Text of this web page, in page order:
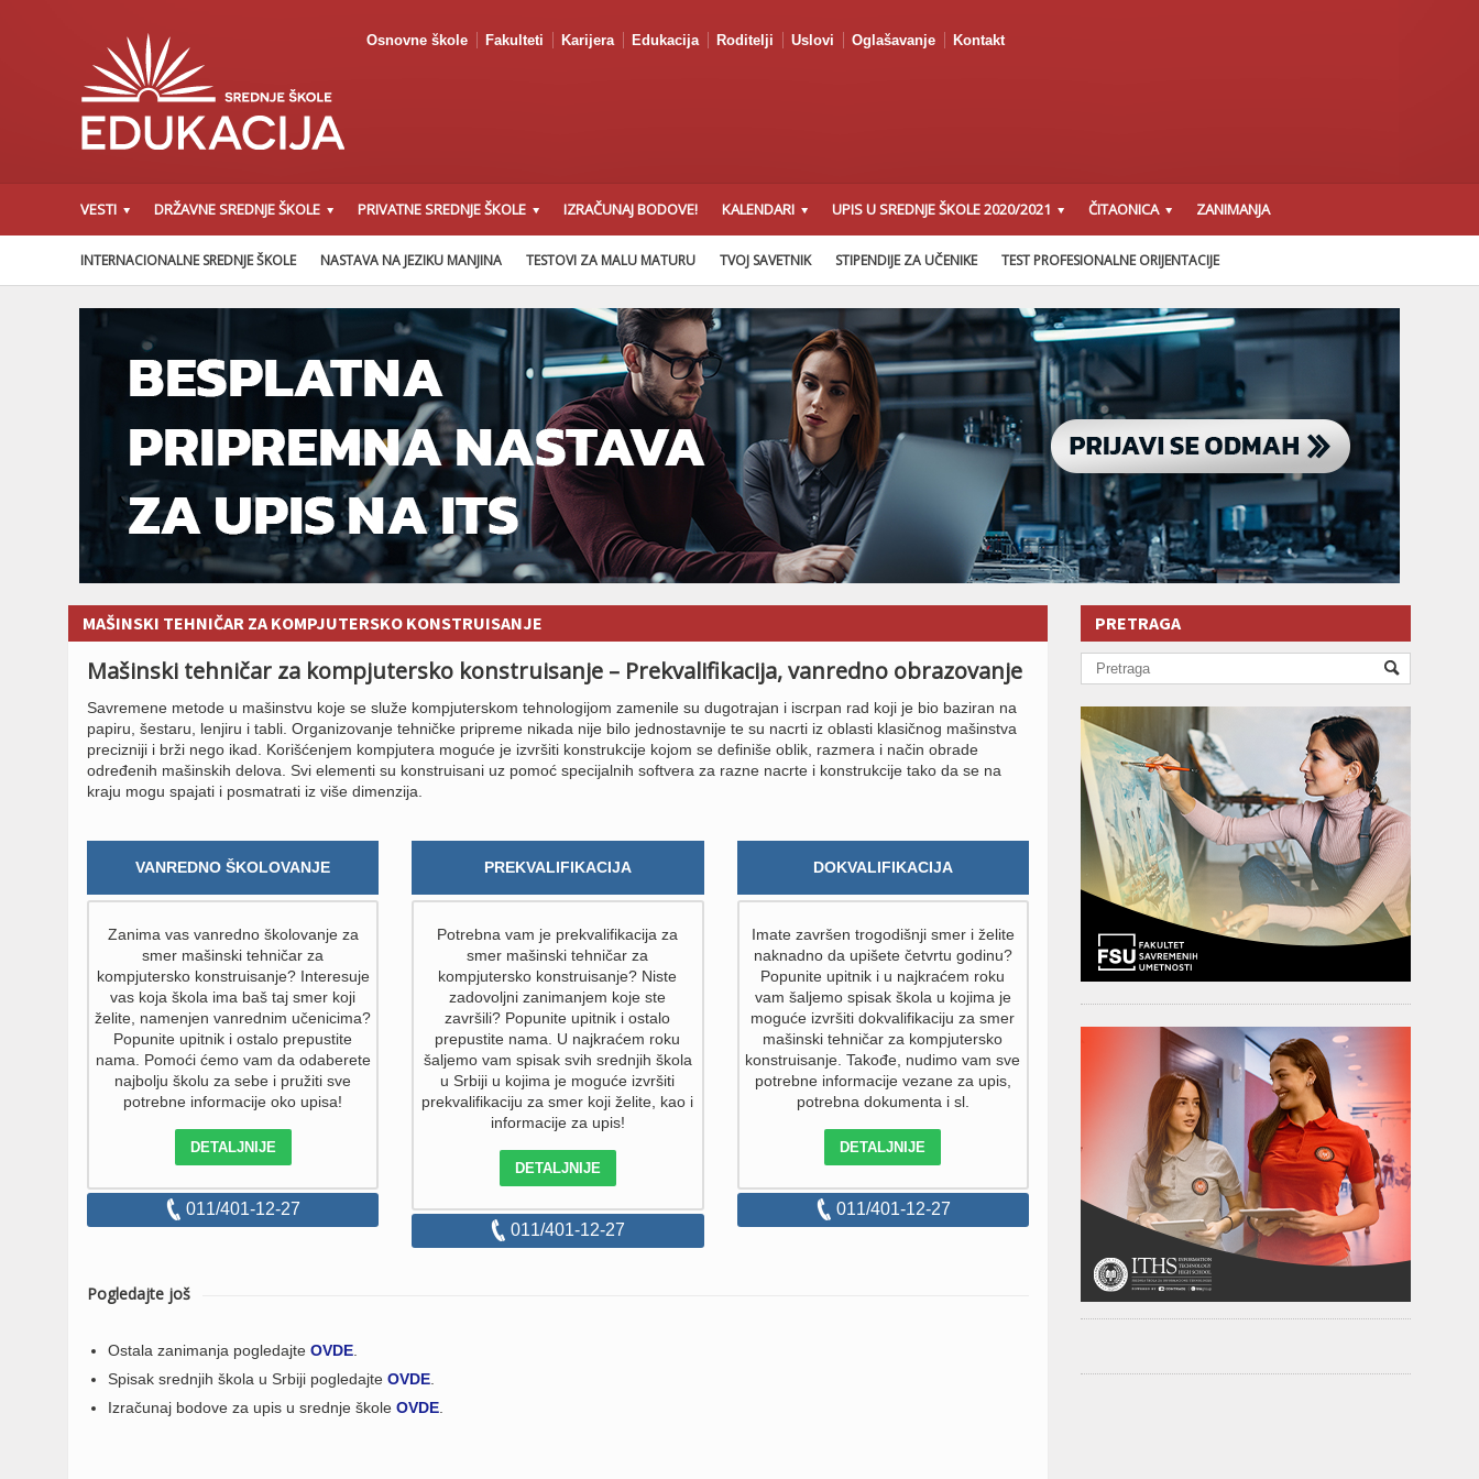
Osnovne škole Fakulteti Karijera Edukacija Roditelji Uslovi Oglašavanje Kontakt
VESTI DRŽAVNE SREDNJE ŠKOLE PRIVATNE SREDNJE ŠKOLE IZRAČUNAJ BODOVE! KALENDARI UPIS U SREDNJE ŠKOLE 2020/2021 ČITAONICA ZANIMANJA
INTERNACIONALNE SREDNJE ŠKOLE NASTAVA NA JEZIKU MANJINA TESTOVI ZA MALU MATURU TVOJ SAVETNIK STIPENDIJE ZA UČENIKE TEST PROFESIONALNE ORIJENTACIJE
MAŠINSKI TEHNIČAR ZA KOMPJUTERSKO KONSTRUISANJE
Mašinski tehničar za kompjutersko konstruisanje – Prekvalifikacija, vanredno obrazovanje
Savremene metode u mašinstvu koje se služe kompjuterskom tehnologijom zamenile su dugotrajan i iscrpan rad koji je bio baziran na
papiru, šestaru, lenjiru i tabli. Organizovanje tehničke pripreme nikada nije bilo jednostavnije te su nacrti iz oblasti klasičnog mašinstva
precizniji i brži nego ikad. Korišćenjem kompjutera moguće je izvršiti konstrukcije kojom se definiše oblik, razmera i način obrade
određenih mašinskih delova. Svi elementi su konstruisani uz pomoć specijalnih softvera za razne nacrte i konstrukcije tako da se na
kraju mogu spajati i posmatrati iz više dimenzija.
VANREDNO ŠKOLOVANJE
Zanima vas vanredno školovanje za
smer mašinski tehničar za
kompjutersko konstruisanje? Interesuje
vas koja škola ima baš taj smer koji
želite, namenjen vanrednim učenicima?
Popunite upitnik i ostalo prepustite
nama. Pomoći ćemo vam da odaberete
najbolju školu za sebe i pružiti sve
potrebne informacije oko upisa!
DETALJNIJE
011/401-12-27
PREKVALIFIKACIJA
Potrebna vam je prekvalifikacija za
smer mašinski tehničar za
kompjutersko konstruisanje? Niste
zadovoljni zanimanjem koje ste
završili? Popunite upitnik i ostalo
prepustite nama. U najkraćem roku
šaljemo vam spisak svih srednjih škola
u Srbiji u kojima je moguće izvršiti
prekvalifikaciju za smer koji želite, kao i
informacije za upis!
DETALJNIJE
011/401-12-27
DOKVALIFIKACIJA
Imate završen trogodišnji smer i želite
naknadno da upišete četvrtu godinu?
Popunite upitnik i u najkraćem roku
vam šaljemo spisak škola u kojima je
moguće izvršiti dokvalifikaciju za smer
mašinski tehničar za kompjutersko
konstruisanje. Takođe, nudimo vam sve
potrebne informacije vezane za upis,
potrebna dokumenta i sl.
DETALJNIJE
011/401-12-27
Pogledajte još
Ostala zanimanja pogledajte OVDE
Spisak srednjih škola u Srbiji pogledajte OVDE
Izračunaj bodove za upis u srednje škole OVDE
PRETRAGA